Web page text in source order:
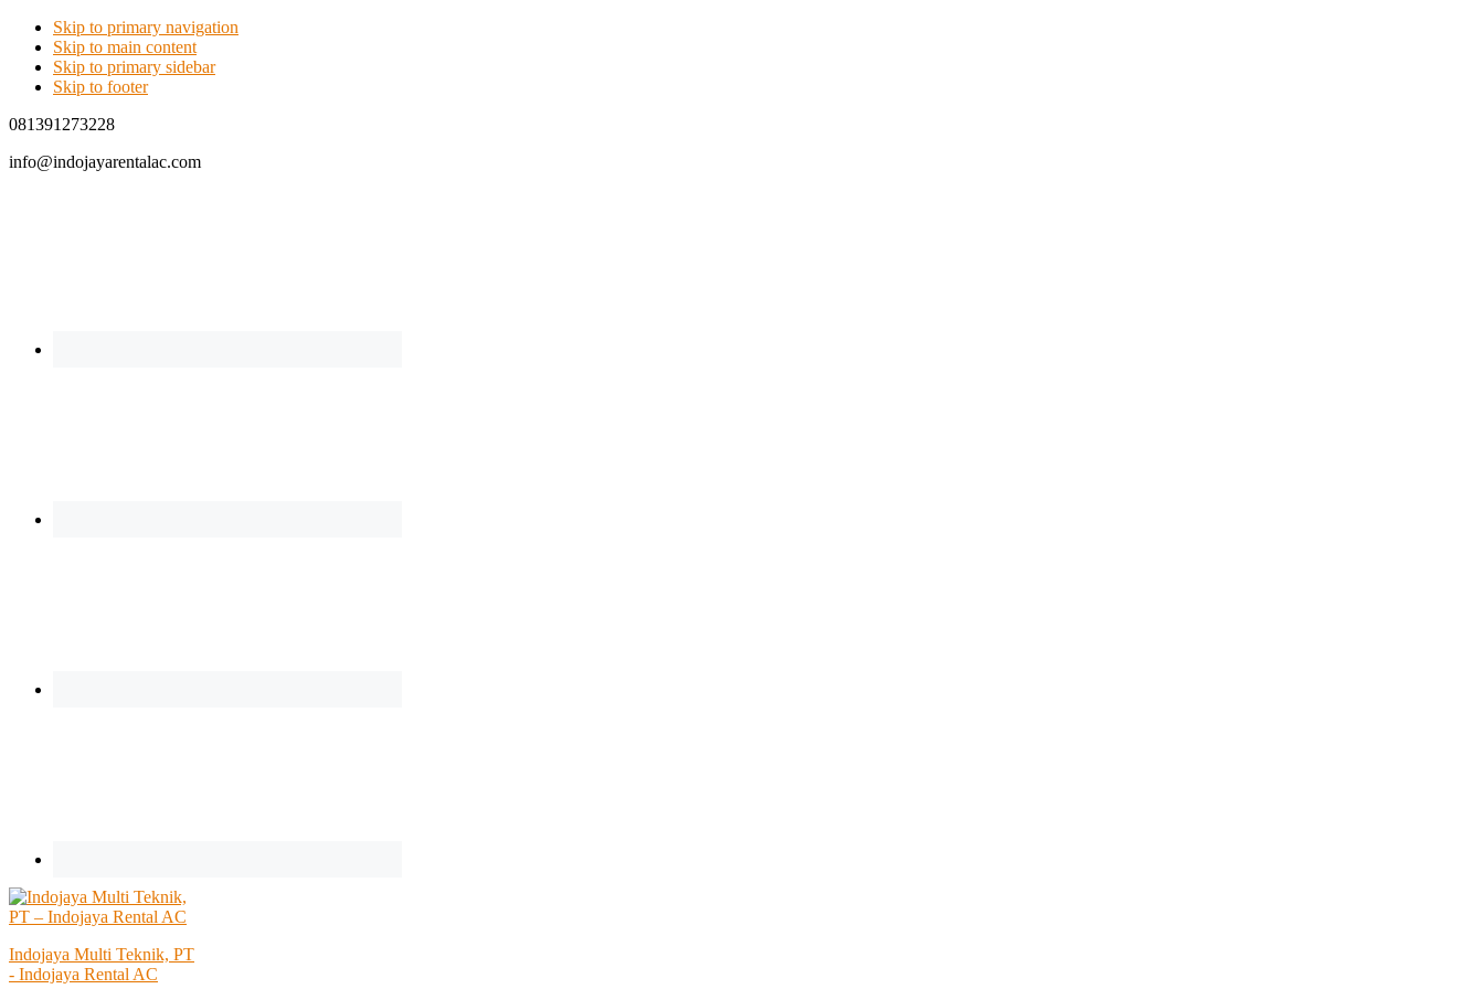
Skip to primary navigation
Skip to main content
Skip to primary sidebar
Skip to footer
081391273228
info@indojayarentalac.com
Indojaya Multi Teknik, PT
- Indojaya Rental AC